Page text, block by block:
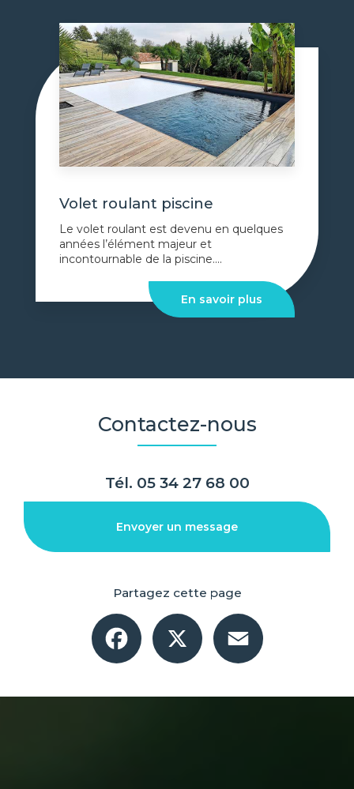
Volet roulant piscine
Le volet roulant est devenu en quelques
années l’élément majeur et
incontournable de la piscine....
En savoir plus
Contactez-nous
Tél. 05 34 27 68 00
Envoyer un message
Partagez cette page
Facebook